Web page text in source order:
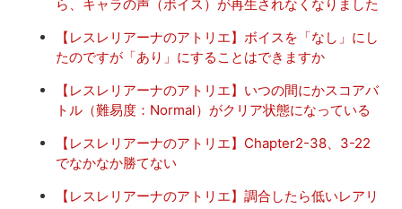
ら、キャラの声（ボイス）が再生されなくなりました
【レスレリアーナのアトリエ】ボイスを「なし」にし
たのですが「あり」にすることはできますか
【レスレリアーナのアトリエ】いつの間にかスコアバ
トル（難易度：Normal）がクリア状態になっている
【レスレリアーナのアトリエ】Chapter2-38、3-22
でなかなか勝てない
【レスレリアーナのアトリエ】調合したら低いレアリ